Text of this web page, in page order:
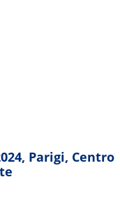
Parigi, Centro